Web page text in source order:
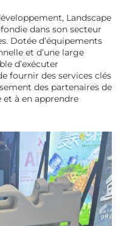
Landscape
dans son secteur
Dotée d’équipements
et d’une large
d’exécuter
fournir des services clés
des partenaires de
à en apprendre